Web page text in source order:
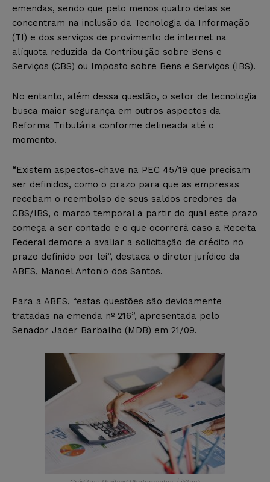
emendas, sendo que pelo menos quatro delas se
concentram na inclusão da Tecnologia da Informação
(TI) e dos serviços de provimento de internet na
alíquota reduzida da Contribuição sobre Bens e
Serviços (CBS) ou Imposto sobre Bens e Serviços (IBS).
No entanto, além dessa questão, o setor de tecnologia
busca maior segurança em outros aspectos da
Reforma Tributária conforme delineada até o
momento.
“Existem aspectos-chave na PEC 45/19 que precisam
ser definidos, como o prazo para que as empresas
recebam o reembolso de seus saldos credores da
CBS/IBS, o marco temporal a partir do qual este prazo
começa a ser contado e o que ocorrerá caso a Receita
Federal demore a avaliar a solicitação de crédito no
prazo definido por lei”, destaca o diretor jurídico da
ABES, Manoel Antonio dos Santos.
Para a ABES, “estas questões são devidamente
tratadas na emenda nº 216”, apresentada pelo
Senador Jader Barbalho (MDB) em 21/09.